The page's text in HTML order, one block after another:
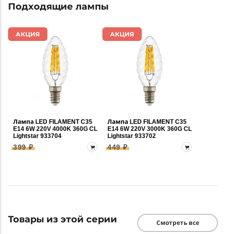
Подходящие лампы
АКЦИЯ
Лампа LED FILAMENT C35
E14 6W 220V 4000K 360G CL
Lightstar 933704
399 ₽
АКЦИЯ
Лампа LED FILAMENT C35
E14 6W 220V 3000K 360G CL
Lightstar 933702
449 ₽
Товары из этой серии Смотреть все